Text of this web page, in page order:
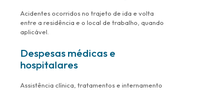
Acidentes ocorridos no trajeto de ida e volta
entre a residência e o local de trabalho, quando
aplicável.
Despesas médicas e
hospitalares
Assistência clínica, tratamentos e internamento